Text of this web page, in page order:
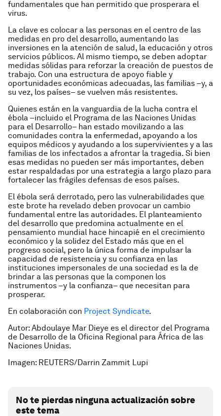
fundamentales que han permitido que prosperara el
virus.
La clave es colocar a las personas en el centro de las
medidas en pro del desarrollo, aumentando las
inversiones en la atención de salud, la educación y otros
servicios públicos. Al mismo tiempo, se deben adoptar
medidas sólidas para reforzar la creación de puestos de
trabajo. Con una estructura de apoyo fiable y
oportunidades económicas adecuadas, las familias –y, a
su vez, los países– se vuelven más resistentes.
Quienes están en la vanguardia de la lucha contra el
ébola –incluido el Programa de las Naciones Unidas
para el Desarrollo– han estado movilizando a las
comunidades contra la enfermedad, apoyando a los
equipos médicos y ayudando a los supervivientes y a las
familias de los infectados a afrontar la tragedia. Si bien
esas medidas no pueden ser más importantes, deben
estar respaldadas por una estrategia a largo plazo para
fortalecer las frágiles defensas de esos países.
El ébola será derrotado, pero las vulnerabilidades que
este brote ha revelado deben provocar un cambio
fundamental entre las autoridades. El planteamiento
del desarrollo que predomina actualmente en el
pensamiento mundial hace hincapié en el crecimiento
económico y la solidez del Estado más que en el
progreso social, pero la única forma de impulsar la
capacidad de resistencia y su confianza en las
instituciones impersonales de una sociedad es la de
brindar a las personas que la componen los
instrumentos –y la confianza– que necesitan para
prosperar.
En colaboración con Project Syndicate.
Autor: Abdoulaye Mar Dieye es el director del Programa
de Desarrollo de la Oficina Regional para África de las
Naciones Unidas.
Imagen: REUTERS/Darrin Zammit Lupi
No te pierdas ninguna actualización sobre
este tema